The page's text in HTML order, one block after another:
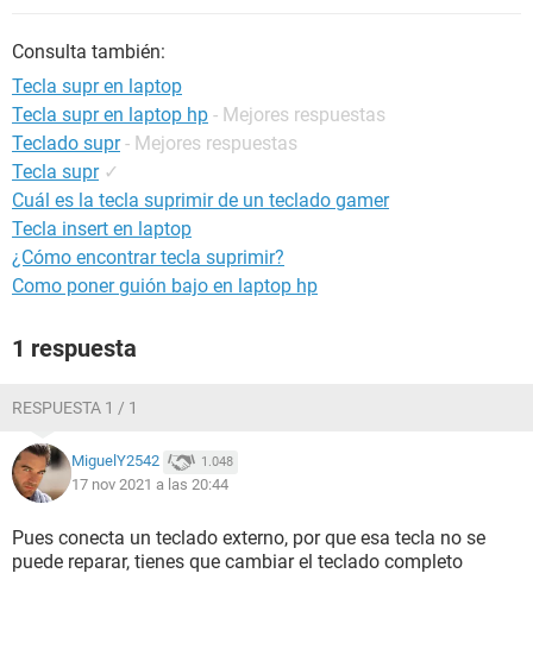
Consulta también:
Tecla supr en laptop
Tecla supr en laptop hp - Mejores respuestas
Teclado supr - Mejores respuestas
Tecla supr ✓
Cuál es la tecla suprimir de un teclado gamer
Tecla insert en laptop
¿Cómo encontrar tecla suprimir?
Como poner guión bajo en laptop hp
1 respuesta
RESPUESTA 1 / 1
MiguelY2542 1.048
17 nov 2021 a las 20:44
Pues conecta un teclado externo, por que esa tecla no se
puede reparar, tienes que cambiar el teclado completo